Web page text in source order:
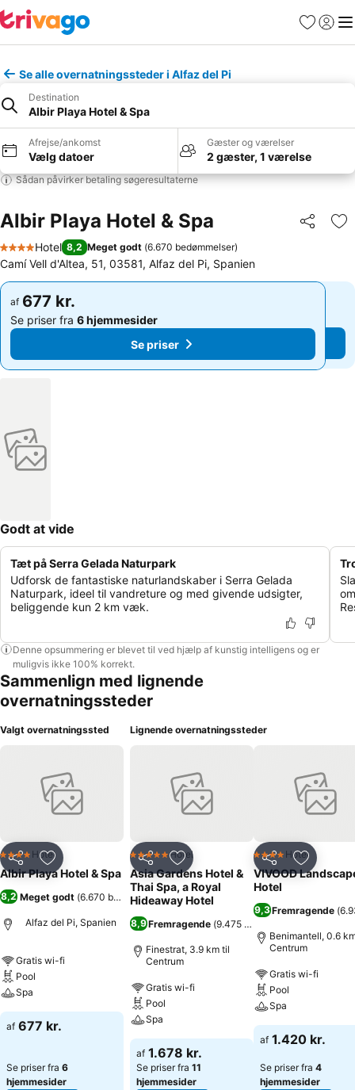
Favoritter
Log ind
Se alle overnatningssteder i Alfaz del Pi
Destination
Albir Playa Hotel & Spa
Afrejse/ankomst
Vælg datoer
Gæster og værelser
2 gæster, 1 værelse
Sådan påvirker betaling søgeresultaterne
Albir Playa Hotel & Spa Del
4 Stjerner
Hotel 8,2 Meget godt (6.670 bedømmelser)
Camí Vell d'Altea, 51, 03581, Alfaz del Pi, Spanien
af 677 kr.
Se priser fra 6 hjemmesider
Se priser
af 677 kr.
Se priser fra 6 hjemmesider
Se priser
Godt at vide
Tæt på Serra Gelada Naturpark
Udforsk de fantastiske naturlandskaber i Serra Gelada
Naturpark, ideel til vandreture og med givende udsigter,
beliggende kun 2 km væk.
Denne opsummering er blevet til ved hjælp af kunstig intelligens og er
muligvis ikke 100% korrekt.
Sammenlign med lignende
overnatningssteder
Valgt overnatningssted
Del Føj til favoritter
4 StjernerHotel
Albir Playa Hotel & Spa
8,2 Meget godt (6.670 bedømmelser)
Alfaz del Pi, Spanien
Gratis wi-fi
Pool
Spa
af 677 kr.
Se priser fra 6
hjemmesider
Lignende overnatningssteder
Del Føj til favoritter
5 StjernerHotel
Asia Gardens Hotel &
Thai Spa, a Royal
Hideaway Hotel
8,9Fremragende (9.475 bedømmelser
Finestrat, 3.9 km til
Centrum
Gratis wi-fi
Pool
Spa
af 1.678 kr.
Se priser fra 11
hjemmesider
Del Føj til
4 StjernerHotel
VIVOOD
Hotel
9,3Fremragende (
Benimantell, 0.6
Centrum
Gratis wi-fi
Pool
Spa
af 1.420 kr.
Se priser fra 4
hjemmesider